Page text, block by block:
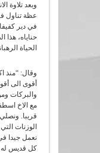
وبعد تلاوة
عظة تناول
في دير
حناياه، هذا
الحياة
أقوى الى
والبركات
مع الاخ
قريبا.
الوزنات
نعمل جيدا
كل قديس له